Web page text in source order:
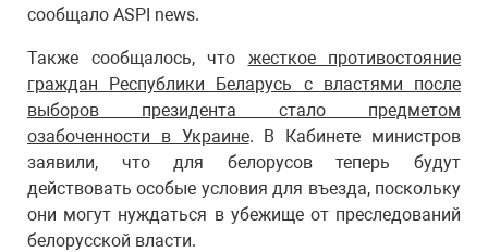
сообщало ASPI news.
Также сообщалось, что жесткое противостояние
граждан Республики Беларусь с властями после
выборов президента стало предметом
озабоченности в Украине. В Кабинете министров
заявили, что для белорусов теперь будут
действовать особые условия для въезда, поскольку
они могут нуждаться в убежище от преследований
белорусской власти.